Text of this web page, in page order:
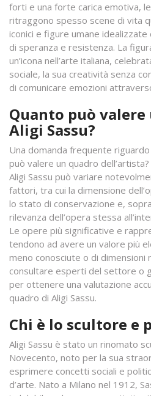
forti e una forte carica emotiva,
ritraggono spesso scene di vita
iconici e figure umane
di speranza e resistenza. La
un’icona nell’arte italiana,
sociale, la sua creatività senza
di comunicare emozioni
Quanto può
Aligi Sassu?
Una domanda frequente
può valere un quadro
Aligi Sassu può variare
fattori, tra cui la dimensione
lo stato di conservazione e,
rilevanza dell’opera stessa
Le opere più significative e
tendono ad avere un valore più
meno conosciute o di dimensioni
consultare esperti del settore o
per ottenere una valutazione
quadro di Aligi Sassu.
Chi è lo scultore e
Aligi Sassu è stato un rinomato
Novecento, noto per la sua
esprimere concetti sociali e
d’arte. Nato a Milano nel 1912,